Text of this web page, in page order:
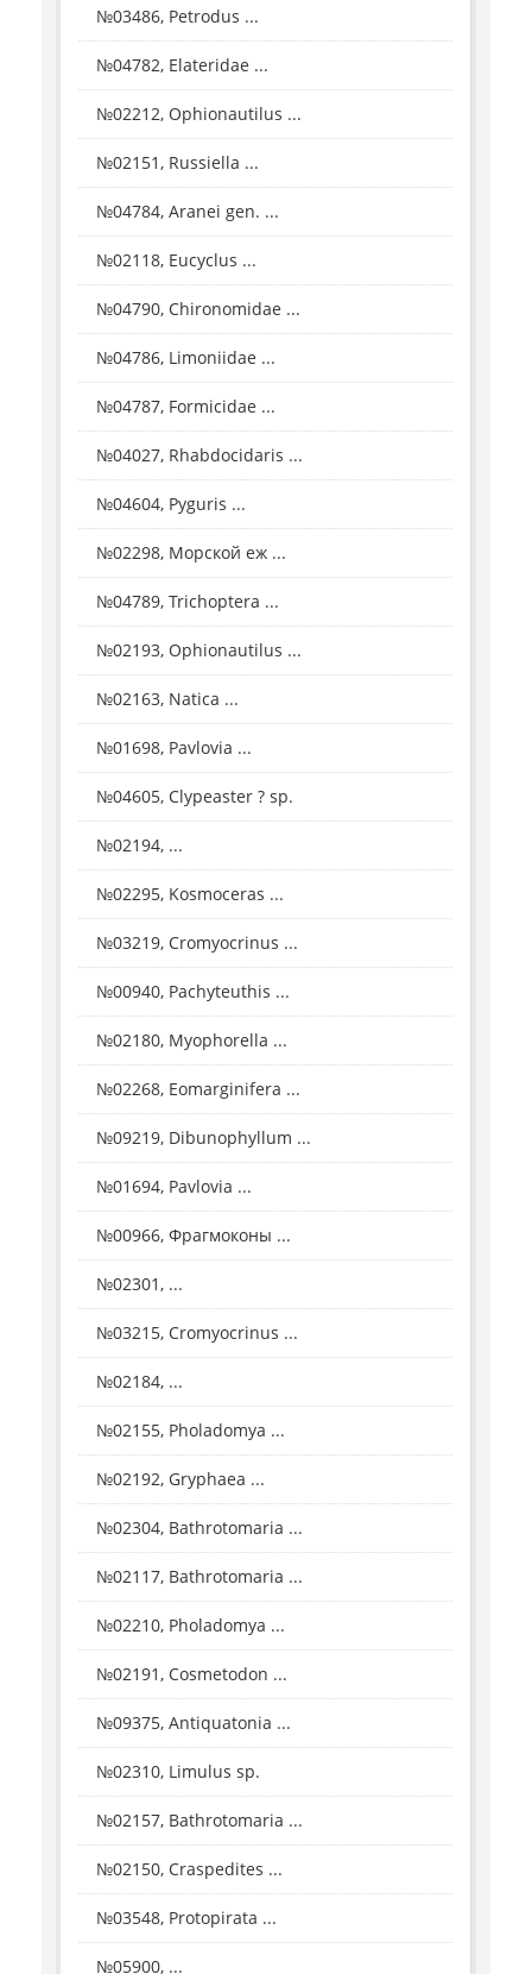
№03486, Petrodus ...
№04782, Elateridae ...
№02212, Ophionautilus ...
№02151, Russiella ...
№04784, Aranei gen. ...
№02118, Eucyclus ...
№04790, Chironomidae ...
№04786, Limoniidae ...
№04787, Formicidae ...
№04027, Rhabdocidaris ...
№04604, Pyguris ...
№02298, Морской еж ...
№04789, Trichoptera ...
№02193, Ophionautilus ...
№02163, Natica ...
№01698, Pavlovia ...
№04605, Clypeaster ? sp.
№02194, ...
№02295, Kosmoceras ...
№03219, Cromyocrinus ...
№00940, Pachyteuthis ...
№02180, Myophorella ...
№02268, Eomarginifera ...
№09219, Dibunophyllum ...
№01694, Pavlovia ...
№00966, Фрагмоконы ...
№02301, ...
№03215, Cromyocrinus ...
№02184, ...
№02155, Pholadomya ...
№02192, Gryphaea ...
№02304, Bathrotomaria ...
№02117, Bathrotomaria ...
№02210, Pholadomya ...
№02191, Cosmetodon ...
№09375, Antiquatonia ...
№02310, Limulus sp.
№02157, Bathrotomaria ...
№02150, Craspedites ...
№03548, Protopirata ...
№05900, ...